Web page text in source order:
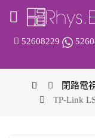
52608229
閉路電
TP-Link